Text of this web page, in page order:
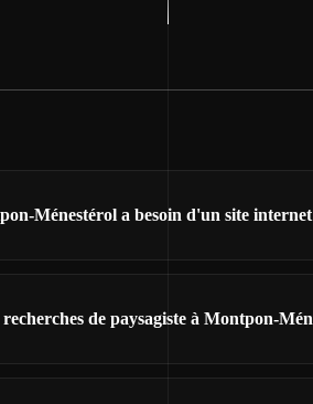
Ménestérol a besoin d'un site
de paysagiste à Montpon-